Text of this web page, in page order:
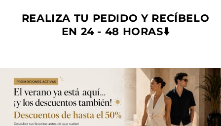
REALIZA TU PEDIDO Y RECÍBELO
EN 24 - 48 HORAS⬇️